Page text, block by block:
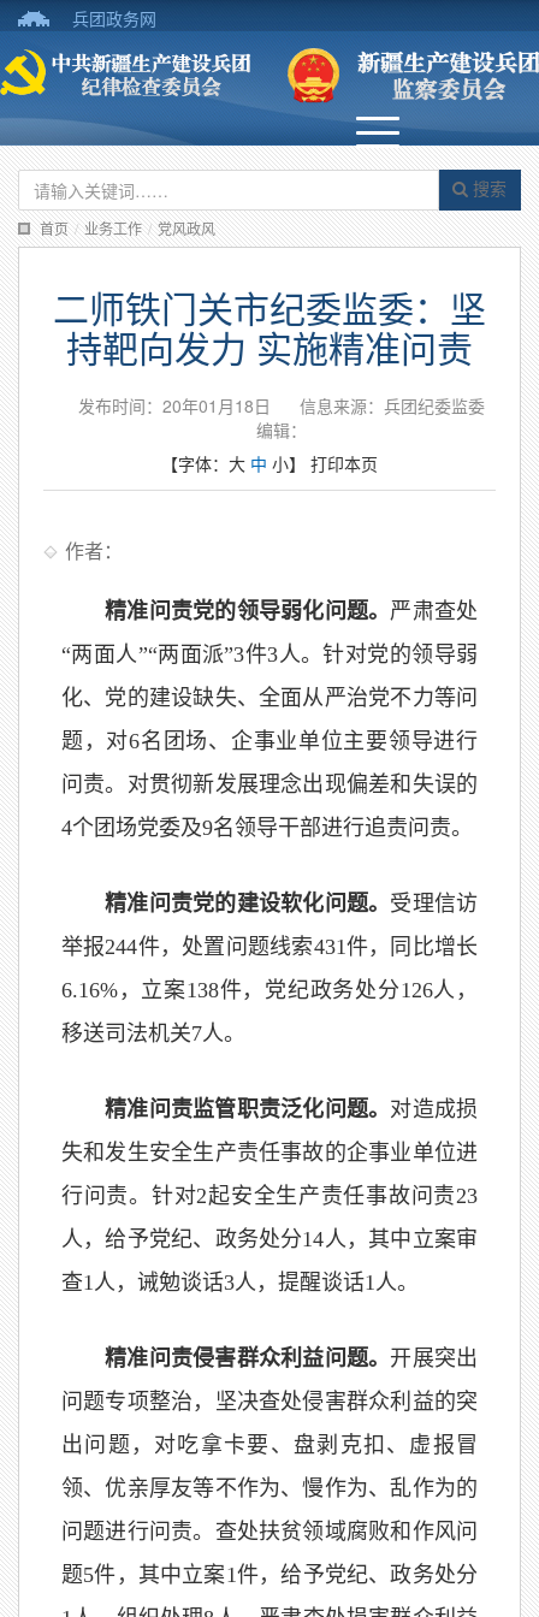
兵团政务网
搜索
首页 / 业务工作 / 党风政风
二师铁门关市纪委监委：坚
持靶向发力 实施精准问责
发布时间：20年01月18日
信息来源：兵团纪委监委
编辑：
【字体： 大 中 小】 打印本页
作者：
精准问责党的领导弱化问题。 严肃查处
“两面人”“两面派”3件3人。针对党的领导弱
化、党的建设缺失、全面从严治党不力等问
题，对6名团场、企事业单位主要领导进行
问责。对贯彻新发展理念出现偏差和失误的
4个团场党委及9名领导干部进行追责问责。
精准问责党的建设软化问题。 受理信访
举报244件，处置问题线索431件，同比增长
6.16%，立案138件，党纪政务处分126人，
移送司法机关7人。
精准问责监管职责泛化问题。 对造成损
失和发生安全生产责任事故的企事业单位进
行问责。针对2起安全生产责任事故问责23
人，给予党纪、政务处分14人，其中立案审
查1人，诫勉谈话3人，提醒谈话1人。
精准问责侵害群众利益问题。 开展突出
问题专项整治，坚决查处侵害群众利益的突
出问题，对吃拿卡要、盘剥克扣、虚报冒
领、优亲厚友等不作为、慢作为、乱作为的
问题进行问责。查处扶贫领域腐败和作风问
题5件，其中立案1件，给予党纪、政务处分